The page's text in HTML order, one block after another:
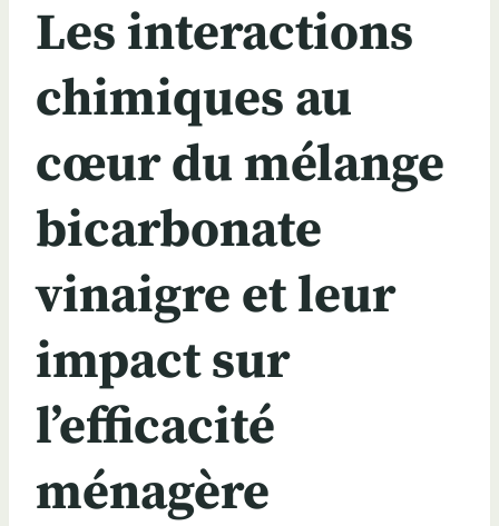
Les interactions
chimiques au
cœur du mélange
bicarbonate
vinaigre et leur
impact sur
l’efficacité
ménagère